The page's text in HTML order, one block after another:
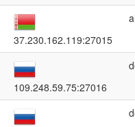
37.230.162.119:27015
109.248.59.75:27016